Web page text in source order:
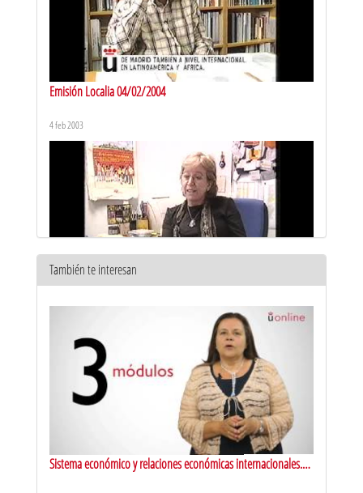
Emisión Localia 04/02/2004
4 feb 2003
También te interesan
Sistema económico y relaciones económicas internacionales.